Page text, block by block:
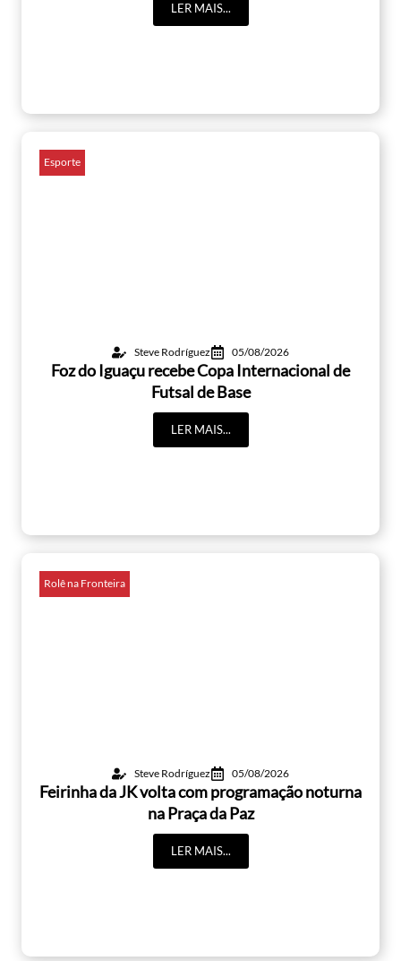
LER MAIS...
Esporte
Steve Rodríguez 05/08/2026
Foz do Iguaçu recebe Copa Internacional de
Futsal de Base
LER MAIS...
Rolê na Fronteira
Steve Rodríguez 05/08/2026
Feirinha da JK volta com programação noturna
na Praça da Paz
LER MAIS...